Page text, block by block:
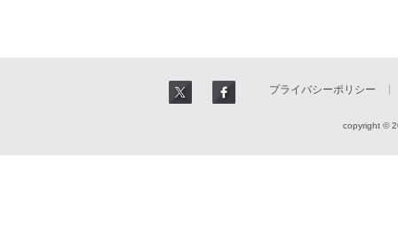
プライバシーポリシー
copyright ©